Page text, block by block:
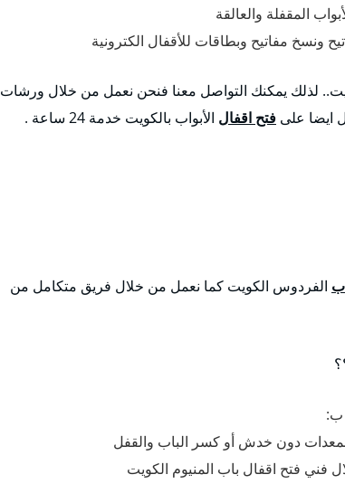
المقفلة والعالقة
ونسخ مفاتيح وبطاقات للأقفال الكترونية
لذلك يمكنك التواصل معنا فنحن نعمل من خلال ورشات
ايضا على فتح اقفال الأبواب بالكويت خدمة 24 ساعة .
الفردوس الكويت كما نعمل من خلال فريق متكامل من
ب:
دون خدش أو كسر الباب والقفل
فني فتح اقفال باب المنيوم الكويت